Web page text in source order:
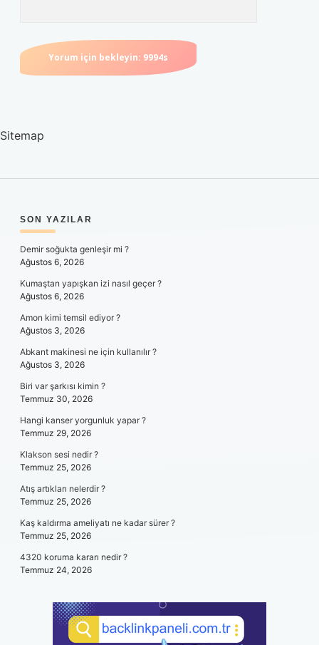
Sitemap
SIDEBAR
SON YAZILAR
Demir soğukta genleşir mi ?
Ağustos 6, 2026
Kumaştan yapışkan izi nasıl geçer ?
Ağustos 6, 2026
Amon kimi temsil ediyor ?
Ağustos 3, 2026
Abkant makinesi ne için kullanılır ?
Ağustos 3, 2026
Biri var şarkısı kimin ?
Temmuz 30, 2026
Hangi kanser yorgunluk yapar ?
Temmuz 29, 2026
Klakson sesi nedir ?
Temmuz 25, 2026
Atış artıkları nelerdir ?
Temmuz 25, 2026
Kaş kaldırma ameliyatı ne kadar sürer ?
Temmuz 25, 2026
4320 koruma kararı nedir ?
Temmuz 24, 2026